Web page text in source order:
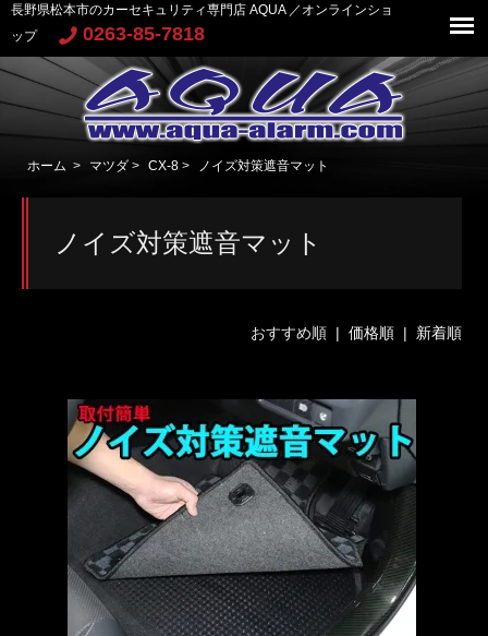
長野県松本市のカーセキュリティ専門店 AQUA ／オンラインショ
ップ
0263-85-7818
ホーム > マツダ > CX-8 > ノイズ対策遮音マット
ノイズ対策遮音マット
おすすめ順 | 価格順| 新着順